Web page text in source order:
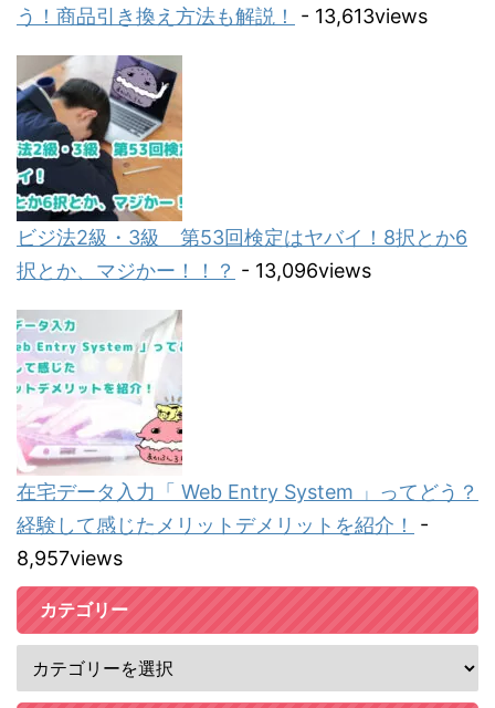
う！商品引き換え方法も解説！
- 13,613views
ビジ法2級・3級 第53回検定はヤバイ！8択とか6
択とか、マジかー！！？ - 13,096views
在宅データ入力「 Web Entry System 」ってどう？
経験して感じたメリットデメリットを紹介！
-
8,957views
カテゴリー